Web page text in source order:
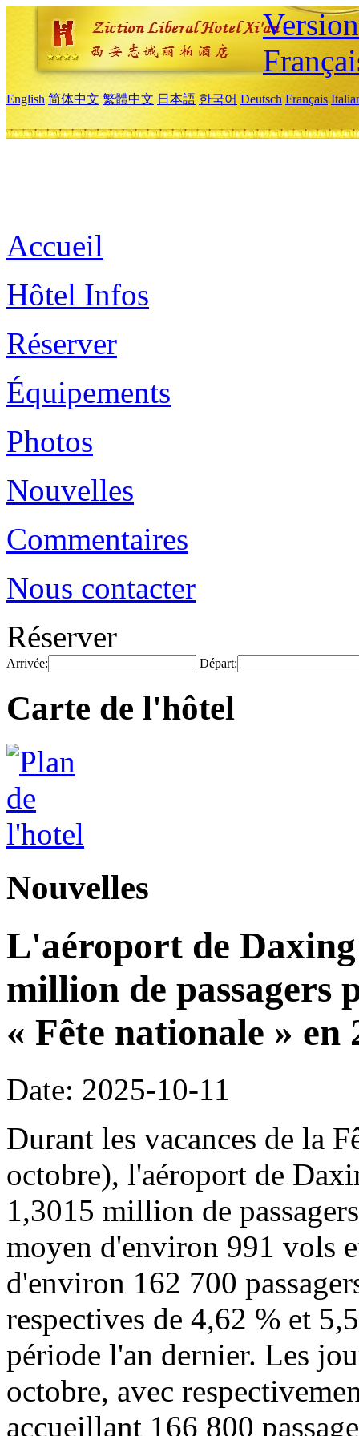
English 简体中文 繁體中文 日本語 한국어 Deutsch Français
Accueil
Hôtel Infos
Réserver
Équipements
Photos
Nouvelles
Commentaires
Nous contacter
Réserver
Arrivée: Départ:
Carte de l'hôtel
Nouvelles
L'aéroport de
million de passagers
« Fête nationale » en
Date: 2025-10-11
Durant les vacances de la
octobre), l'aéroport de
1,3015 million de
moyen d'environ 991 vols
d'environ 162 700
respectives de 4,62 % et
période l'an dernier. Les
octobre, avec
accueillant 166 800